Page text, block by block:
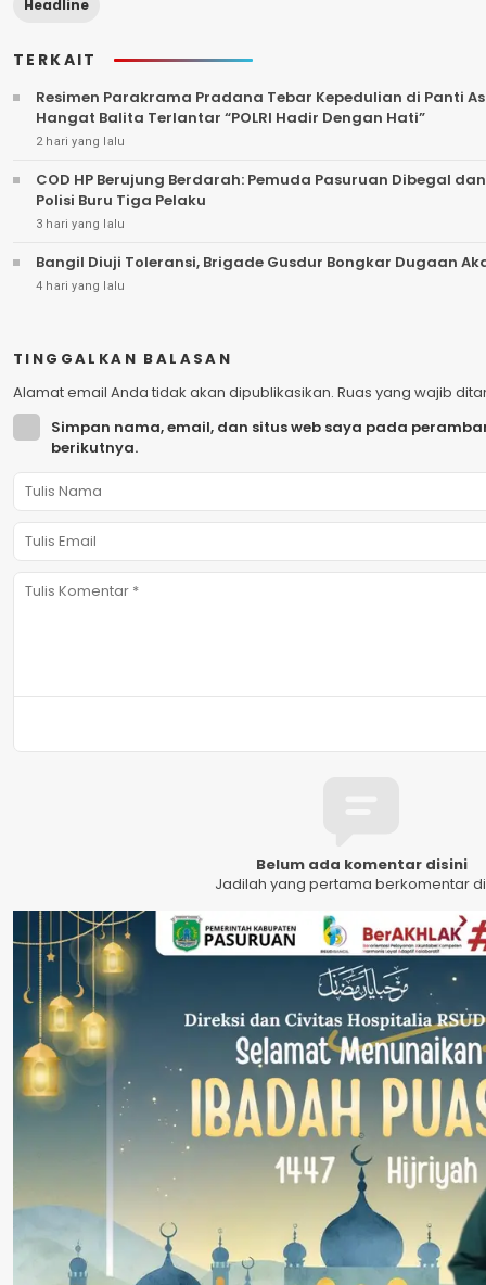
Headline
TERKAIT
Resimen Parakrama Pradana Tebar Kepedulian di Panti
Hangat Balita Terlantar “POLRI Hadir Dengan Hati”
2 hari yang lalu
COD HP Berujung Berdarah: Pemuda Pasuruan Dibegal
Polisi Buru Tiga Pelaku
3 hari yang lalu
Bangil Diuji Toleransi, Brigade Gusdur Bongkar Dugaan
4 hari yang lalu
TINGGALKAN BALASAN
Alamat email Anda tidak akan dipublikasikan. Ruas yang wajib
Simpan nama, email, dan situs web saya pada
berikutnya.
Belum ada komentar disini
Jadilah yang pertama berkomentar